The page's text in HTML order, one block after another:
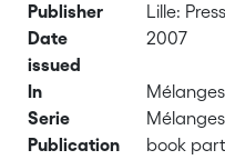
Publisher
Lille:
Date
issued
2007
In
Serie
Publication
book part